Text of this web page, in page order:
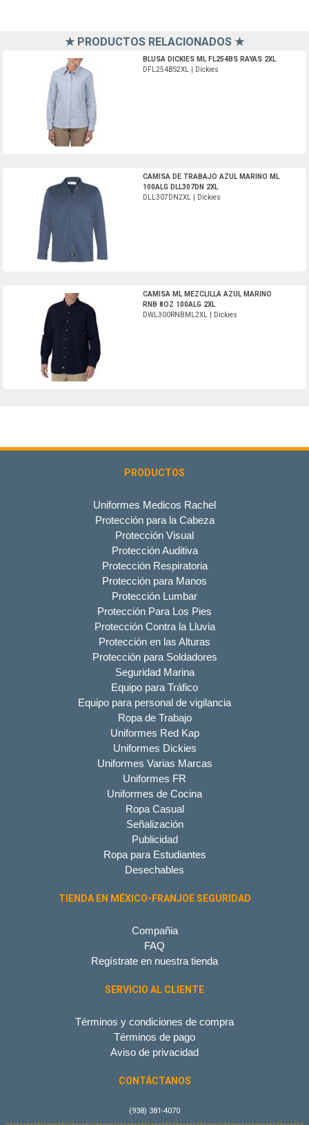
★ PRODUCTOS RELACIONADOS ★
BLUSA DICKIES ML FL254BS RAYAS 2XL
DFL254BS2XL | Dickies
CAMISA DE TRABAJO AZUL MARINO ML
100ALG DLL307DN 2XL
DLL307DN2XL | Dickies
CAMISA ML MEZCLILLA AZUL MARINO
RNB 8OZ 100ALG 2XL
DWL300RNBML2XL | Dickies
PRODUCTOS
Uniformes Medicos Rachel
Protección para la Cabeza
Protección Visual
Protección Auditiva
Protección Respiratoria
Protección para Manos
Protección Lumbar
Protección Para Los Pies
Protección Contra la Lluvia
Protección en las Alturas
Protección para Soldadores
Seguridad Marina
Equipo para Tráfico
Equipo para personal de vigilancia
Ropa de Trabajo
Uniformes Red Kap
Uniformes Dickies
Uniformes Varias Marcas
Uniformes FR
Uniformes de Cocina
Ropa Casual
Señalización
Publicidad
Ropa para Estudiantes
Desechables
TIENDA EN MÉXICO-FRANJOE SEGURIDAD
Compañia
FAQ
Regístrate en nuestra tienda
SERVICIO AL CLIENTE
Términos y condiciones de compra
Términos de pago
Aviso de privacidad
CONTÁCTANOS
(938) 381-4070